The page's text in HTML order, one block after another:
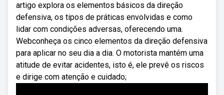
artigo explora os elementos básicos da direção
defensiva, os tipos de práticas envolvidas e como
lidar com condições adversas, oferecendo uma.
Webconheça os cinco elementos da direção defensiva
para aplicar no seu dia a dia. O motorista mantém uma
atitude de evitar acidentes, isto é, ele prevê os riscos
e dirige com atenção e cuidado;